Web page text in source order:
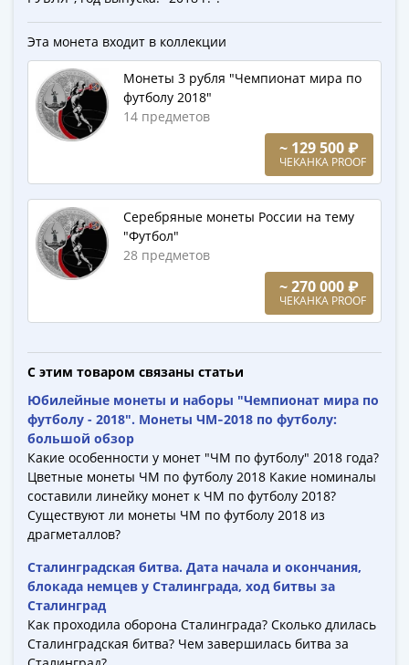
Монеты
СССР
РСФСР
1958)
СССР
ГКЧП
памятные
Наборы
коллекции
Монеты
Российской
империи
Николай
(1894-
1917)
Александр
Эта монета входит в коллекции
Монеты 3 рубля "Чемпионат мира по
футболу 2018"
14 предметов
~ 129 500 ₽
ЧЕКАНКА PROOF
Серебряные монеты России на тему
"Футбол"
28 предметов
~ 270 000 ₽
ЧЕКАНКА PROOF
С этим товаром связаны статьи
Юбилейные монеты и наборы "Чемпионат мира по
футболу - 2018". Монеты ЧМ‑2018 по футболу:
большой обзор
Какие особенности у монет "ЧМ по футболу" 2018 года?
Цветные монеты ЧМ по футболу 2018 Какие номиналы
составили линейку монет к ЧМ по футболу 2018?
Существуют ли монеты ЧМ по футболу 2018 из
драгметаллов?
Сталинградская битва. Дата начала и окончания,
блокада немцев у Сталинграда, ход битвы за
Сталинград
Как проходила оборона Сталинграда? Сколько длилась
Сталинградская битва? Чем завершилась битва за